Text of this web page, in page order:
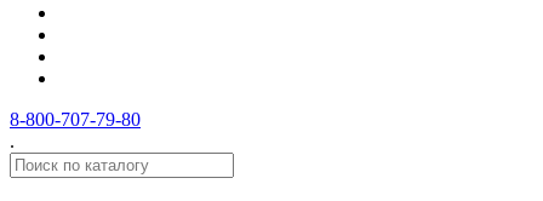
8-800-707-79-80
.